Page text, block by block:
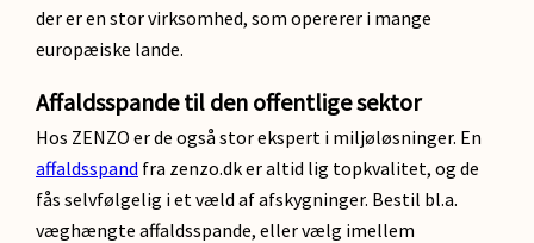
der er en stor virksomhed, som opererer i mange
europæiske lande.
Affaldsspande til den offentlige sektor
Hos ZENZO er de også stor ekspert i miljøløsninger. En
affaldsspand fra zenzo.dk er altid lig topkvalitet, og de
fås selvfølgelig i et væld af afskygninger. Bestil bl.a.
væghængte affaldsspande, eller vælg imellem